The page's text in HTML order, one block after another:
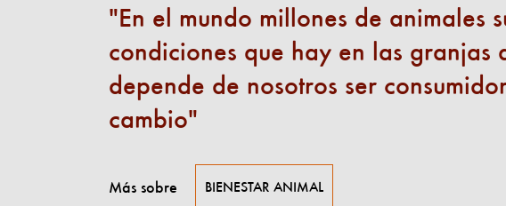
En el mundo millones de animales
condiciones que hay en las granjas
depende de nosotros ser
cambio
Más sobre BIENESTAR ANIMAL